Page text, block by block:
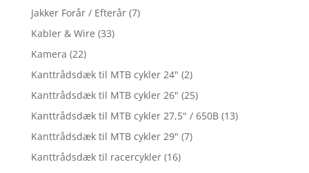
Jakker Forår / Efterår (7)
Kabler & Wire (33)
Kamera (22)
Kanttrådsdæk til MTB cykler 24" (2)
Kanttrådsdæk til MTB cykler 26" (25)
Kanttrådsdæk til MTB cykler 27,5" / 650B (13)
Kanttrådsdæk til MTB cykler 29" (7)
Kanttrådsdæk til racercykler (16)